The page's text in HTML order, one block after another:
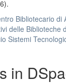
Bibliotecario di
delle Biblioteche
Sistemi
in